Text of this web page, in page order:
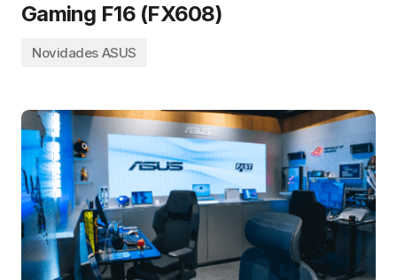
Gaming F16 (FX608)
Novidades ASUS